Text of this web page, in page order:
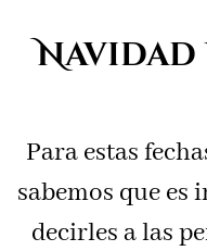
Para estas
sabemos que
decirles a las